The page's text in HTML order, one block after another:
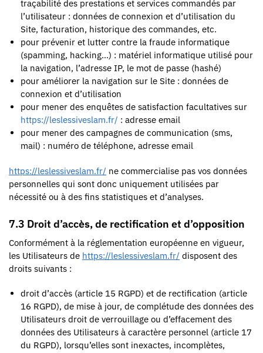
traçabilité des prestations et services commandés par
l’utilisateur : données de connexion et d’utilisation du
Site, facturation, historique des commandes, etc.
pour prévenir et lutter contre la fraude informatique
(spamming, hacking…) : matériel informatique utilisé pour
la navigation, l’adresse IP, le mot de passe (hashé)
pour améliorer la navigation sur le Site : données de
connexion et d’utilisation
pour mener des enquêtes de satisfaction facultatives sur
https://leslessiveslam.fr/ : adresse email
pour mener des campagnes de communication (sms,
mail) : numéro de téléphone, adresse email
https://leslessiveslam.fr/ ne commercialise pas vos données
personnelles qui sont donc uniquement utilisées par
nécessité ou à des fins statistiques et d’analyses.
7.3 Droit d’accès, de rectification et d’opposition
Conformément à la réglementation européenne en vigueur,
les Utilisateurs de https://leslessiveslam.fr/ disposent des
droits suivants :
droit d’accès (article 15 RGPD) et de rectification (article
16 RGPD), de mise à jour, de complétude des données des
Utilisateurs droit de verrouillage ou d’effacement des
données des Utilisateurs à caractère personnel (article 17
du RGPD), lorsqu’elles sont inexactes, incomplètes,